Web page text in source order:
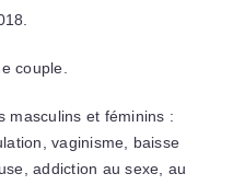
couple.
masculins et féminins :
vaginisme, baisse
addiction au sexe, au